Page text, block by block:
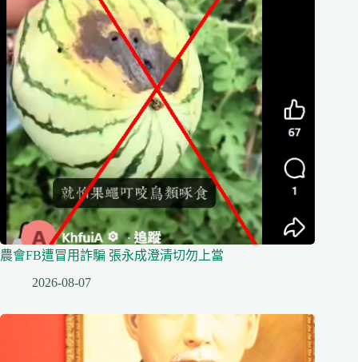
農會FB遭冒用詐騙 張永成澄清切勿上當
2026-08-07